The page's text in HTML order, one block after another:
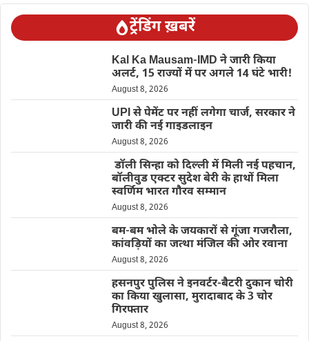
ट्रेंडिंग ख़बरें
Kal Ka Mausam-IMD ने जारी किया
अलर्ट, 15 राज्यों में पर अगले 14 घंटे भारी!
August 8, 2026
UPI से पेमेंट पर नहीं लगेगा चार्ज, सरकार ने
जारी की नई गाइडलाइन
August 8, 2026
डॉली सिन्हा को दिल्ली में मिली नई पहचान,
बॉलीवुड एक्टर सुदेश बेरी के हाथों मिला
स्वर्णिम भारत गौरव सम्मान
August 8, 2026
बम-बम भोले के जयकारों से गूंजा गजरौला,
कांवड़ियों का जत्था मंजिल की ओर रवाना
August 8, 2026
हसनपुर पुलिस ने इनवर्टर-बैटरी दुकान चोरी
का किया खुलासा, मुरादाबाद के 3 चोर
गिरफ्तार
August 8, 2026